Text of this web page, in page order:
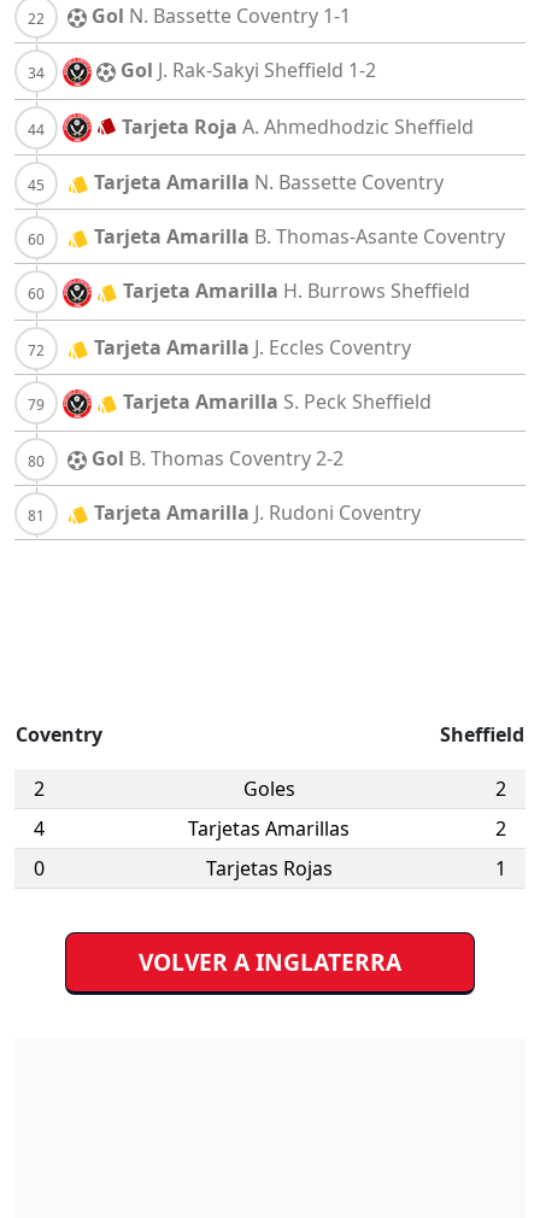
Gol N. Bassette Coventry 1-1
Gol J. Rak-Sakyi Sheffield 1-2
Tarjeta Roja A. Ahmedhodzic Sheffield
Tarjeta Amarilla N. Bassette Coventry
Tarjeta Amarilla B. Thomas-Asante Coventry
Tarjeta Amarilla H. Burrows Sheffield
Tarjeta Amarilla J. Eccles Coventry
Tarjeta Amarilla S. Peck Sheffield
Gol B. Thomas Coventry2-2
Tarjeta Amarilla J. Rudoni Coventry
Coventry Sheffield
2 Goles
2
4
Tarjetas Amarillas
2
0
Tarjetas Rojas 1
VOLVER A INGLATERRA